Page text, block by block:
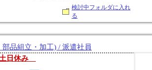
検討中フォルダに入れ
る
品組立・加工) / 派遣社員
日休み